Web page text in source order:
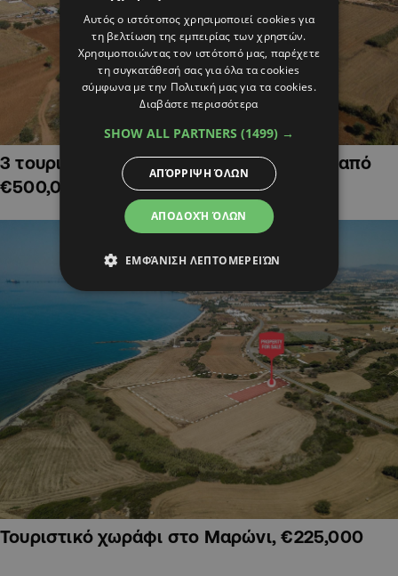
3 τουριστικά χωράφια στην Αγία Νάπα, από
€500,000
Τουριστικό χωράφι στο Μαρώνι, €225,000
Αυτός ο ιστότοπος χρησιμοποιεί cookies για
τη βελτίωση της εμπειρίας των χρηστών.
Χρησιμοποιώντας τον ιστότοπό μας, παρέχετε
τη συγκατάθεσή σας για όλα τα cookies
σύμφωνα με την Πολιτική μας για τα cookies.
Διαβάστε περισσότερα
SHOW ALL PARTNERS (1499) →
ΑΠΟΔΟΧΉ ΌΛΩΝ
ΑΠΌΡΡΙΨΗ ΌΛΩΝ
ΕΜΦΆΝΙΣΗ ΛΕΠΤΟΜΕΡΕΙΏΝ